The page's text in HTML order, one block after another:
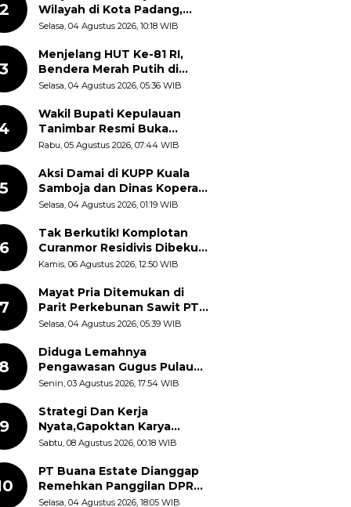
2
Wilayah di Kota Padang,
Proses Evakuasi Warga
Selasa, 04 Agustus 2026, 10:18 WIB
3
Menjelang HUT Ke-81 RI,
Bendera Merah Putih di
Kantor Dinas Kehutanan
Selasa, 04 Agustus 2026, 05:36 WIB
Wakil Bupati Kepulauan
Tanimbar Resmi Buka
Rangkaian Peringatan HUT
Diajak Perkuat Semangat
Nasionalisme
Rabu, 05 Agustus 2026, 07:44 WIB
5
Aksi Damai di KUPP Kuala
Samboja dan Dinas Koperasi
Kukar, Tuntut Keadilan dan
Selasa, 04 Agustus 2026, 01:19 WIB
6
Tak Berkutik! Komplotan
Curanmor Residivis Dibekuk
Polisi, Delapan Aksi
Terungkap
Kamis, 06 Agustus 2026, 12:50 WIB
7
Mayat Pria Ditemukan di
Parit Perkebunan Sawit PT
Hindoli Keluang, Polisi
Selasa, 04 Agustus 2026, 05:39 WIB
8
Diduga Lemahnya
Pengawasan Gugus Pulau
Provinsi Maluku Picu Dugaan
Bale-Bale di Perairan Pulau
Seira
Senin, 03 Agustus 2026, 17:54 WIB
9
Strategi Dan Kerja
Nyata,Gapoktan Karya
Makmur Genjot Produksi
Sabtu, 08 Agustus 2026, 00:18 WIB
PT Buana Estate Dianggap
Remehkan Panggilan DPRD
Sumut
Selasa, 04 Agustus 2026, 18:05 WIB